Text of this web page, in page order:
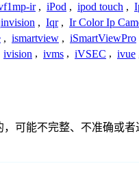
ir , iPod , ipod touch ,
, Iqr , Ir Color Ip
, ismartview , iSmartViewPro
ivision , ivms , iVSEC , ivue
可能不完整、不准确或